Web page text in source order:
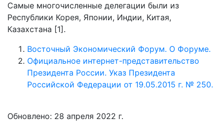
Самые многочисленные делегации были из
Республики Корея, Японии, Индии, Китая,
Казахстана [1].
Восточный Экономический Форум. О Форуме.
Официальное интернет-представительство
Президента России. Указ Президента
Российской Федерации от 19.05.2015 г. № 250.
Обновлено: 28 апреля 2022 г.